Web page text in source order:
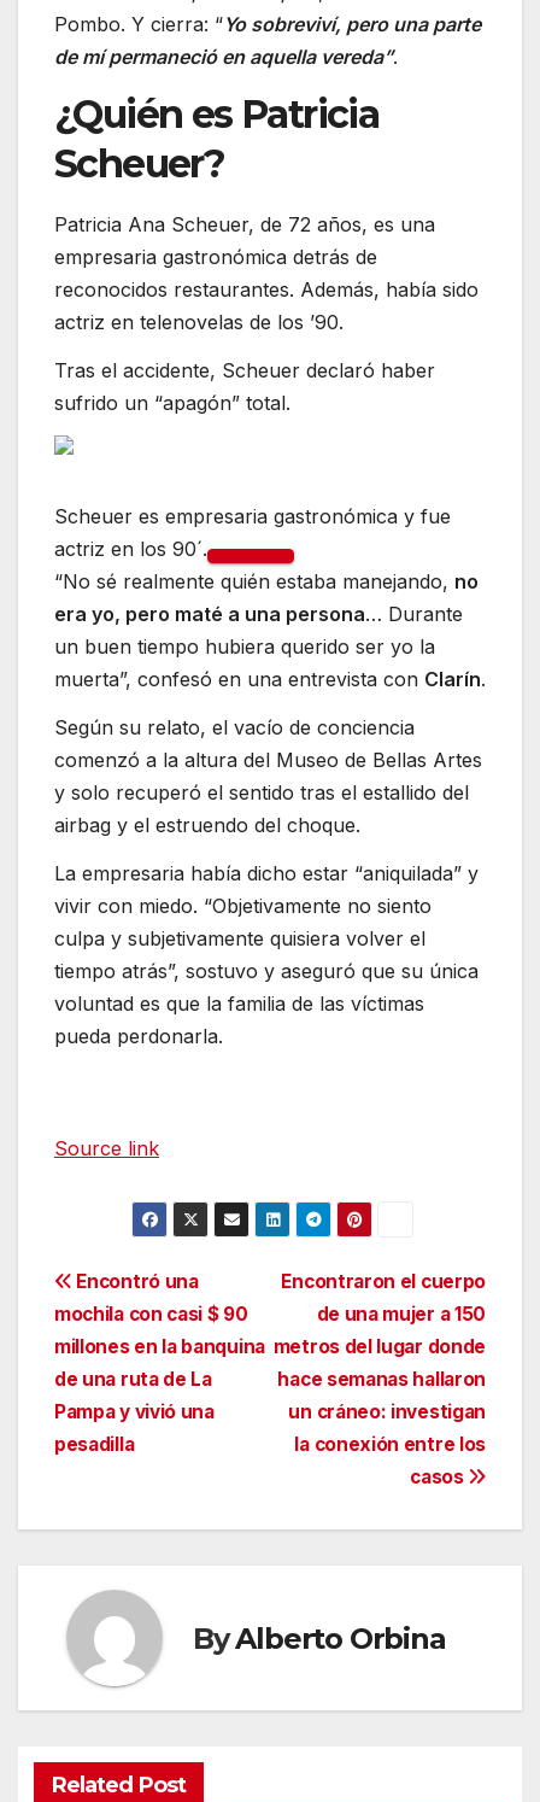
Pombo. Y cierra: “Yo sobreviví, pero una parte
de mí permaneció en aquella vereda”.
¿Quién es Patricia
Scheuer?
Patricia Ana Scheuer, de 72 años, es una
empresaria gastronómica detrás de
reconocidos restaurantes. Además, había sido
actriz en telenovelas de los ’90.
Tras el accidente, Scheuer declaró haber
sufrido un “apagón” total.
Scheuer es empresaria gastronómica y fue
actriz en los 90´.
“No sé realmente quién estaba manejando, no
era yo, pero maté a una persona… Durante
un buen tiempo hubiera querido ser yo la
muerta”, confesó en una entrevista con Clarín.
Según su relato, el vacío de conciencia
comenzó a la altura del Museo de Bellas Artes
y solo recuperó el sentido tras el estallido del
airbag y el estruendo del choque.
La empresaria había dicho estar “aniquilada” y
vivir con miedo. “Objetivamente no siento
culpa y subjetivamente quisiera volver el
tiempo atrás”, sostuvo y aseguró que su única
voluntad es que la familia de las víctimas
pueda perdonarla.
Source link
Navegación
de
entradas
Encontraron el cuerpo
de una mujer a 150
metros del lugar donde
hace semanas hallaron
un cráneo: investigan
la conexión entre los
casos
Encontró una
mochila con casi $ 90
millones en la banquina
de una ruta de La
Pampa y vivió una
pesadilla
ByAlberto Orbina
Related Post